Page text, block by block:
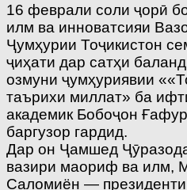
16 феврали соли ҷорӣ
илм ва инноватсияи
Ҷумҳурии Тоҷикистон
ҷиҳати дар сатҳи
озмуни ҷумҳуриявии
таърихи миллат» ба
академик Бобоҷон
баргузор гардид.
Дар он Ҷамшед
вазири маориф ва илм,
Саломиён —